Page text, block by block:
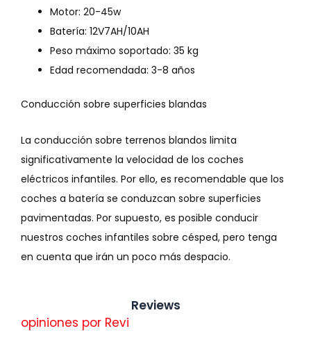
Motor: 20-45w
Batería: 12V7AH/10AH
Peso máximo soportado: 35 kg
Edad recomendada: 3-8 años
Conducción sobre superficies blandas
La conducción sobre terrenos blandos limita
significativamente la velocidad de los coches
eléctricos infantiles. Por ello, es recomendable que los
coches a batería se conduzcan sobre superficies
pavimentadas. Por supuesto, es posible conducir
nuestros coches infantiles sobre césped, pero tenga
en cuenta que irán un poco más despacio.
Reviews
opiniones por Revi